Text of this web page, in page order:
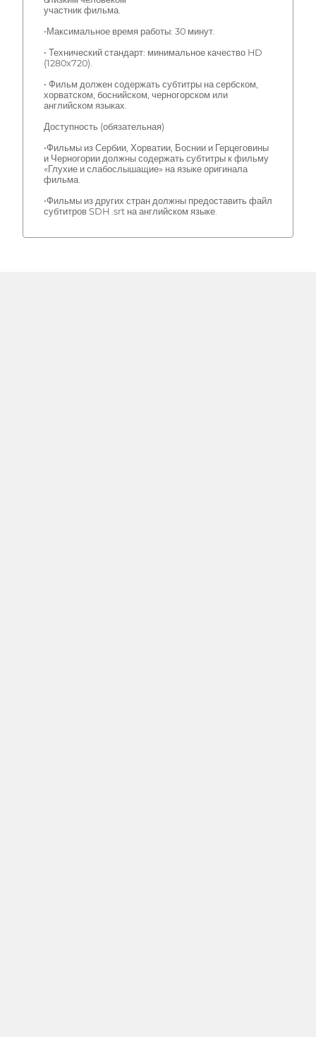
участник фильма.
•Максимальное время работы: 30 минут.
• Технический стандарт: минимальное качество HD
(1280x720).
• Фильм должен содержать субтитры на сербском,
хорватском, боснийском, черногорском или
английском языках.
Доступность (обязательная)
•Фильмы из Сербии, Хорватии, Боснии и Герцеговины
и Черногории должны содержать субтитры к фильму
«Глухие и слабослышащие» на языке оригинала
фильма.
•Фильмы из других стран должны предоставить файл
субтитров SDH .srt на английском языке.